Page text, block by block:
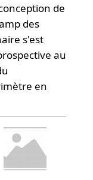
de
des
s'est
au
en